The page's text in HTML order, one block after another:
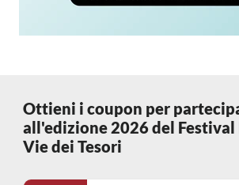
Ottieni i coupon per
all'edizione 2026 del Festival
Vie dei Tesori